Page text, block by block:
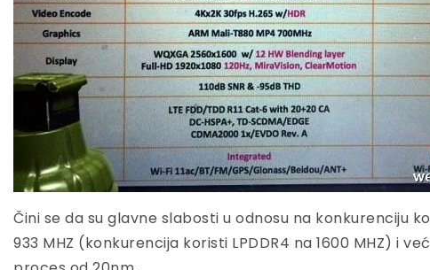
Čini se da su glavne slabosti u odnosu na konkurenciju
933 MHZ (konkurencija koristi LPDDR4 na 1600 MHZ) i